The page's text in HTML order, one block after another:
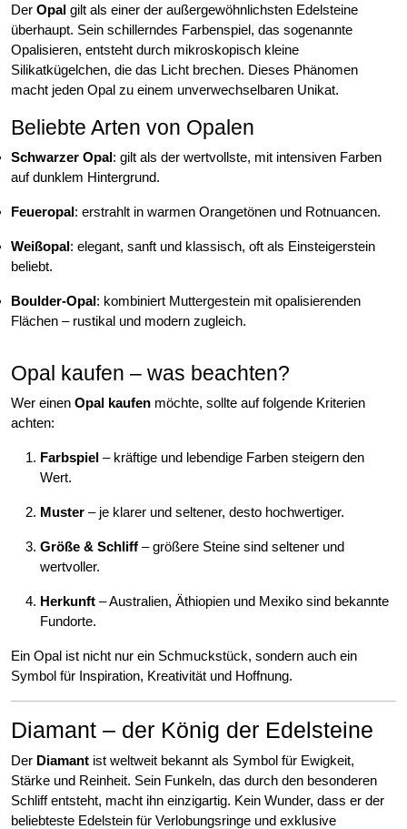
Der Opal gilt als einer der außergewöhnlichsten Edelsteine
überhaupt. Sein schillerndes Farbenspiel, das sogenannte
Opalisieren, entsteht durch mikroskopisch kleine
Silikatkügelchen, die das Licht brechen. Dieses Phänomen
macht jeden Opal zu einem unverwechselbaren Unikat.
Beliebte Arten von Opalen
Schwarzer Opal: gilt als der wertvollste, mit intensiven Farben
auf dunklem Hintergrund.
Feueropal: erstrahlt in warmen Orangetönen und Rotnuancen.
Weißopal: elegant, sanft und klassisch, oft als Einsteigerstein
beliebt.
Boulder-Opal: kombiniert Muttergestein mit opalisierenden
Flächen – rustikal und modern zugleich.
Opal kaufen – was beachten?
Wer einen Opal kaufen möchte, sollte auf folgende Kriterien
achten:
Farbspiel – kräftige und lebendige Farben steigern den
Wert.
Muster – je klarer und seltener, desto hochwertiger.
Größe & Schliff – größere Steine sind seltener und
wertvoller.
Herkunft – Australien, Äthiopien und Mexiko sind bekannte
Fundorte.
Ein Opal ist nicht nur ein Schmuckstück, sondern auch ein
Symbol für Inspiration, Kreativität und Hoffnung.
Diamant – der König der Edelsteine
Der Diamant ist weltweit bekannt als Symbol für Ewigkeit,
Stärke und Reinheit. Sein Funkeln, das durch den besonderen
Schliff entsteht, macht ihn einzigartig. Kein Wunder, dass er der
beliebteste Edelstein für Verlobungsringe und exklusive